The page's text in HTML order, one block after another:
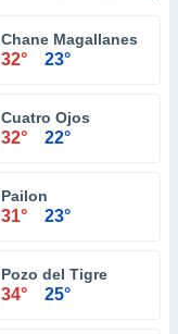
Chane Magallanes
32° 23°
Cuatro Ojos
32° 22°
Pailon
31° 23°
Pozo del Tigre
34° 25°